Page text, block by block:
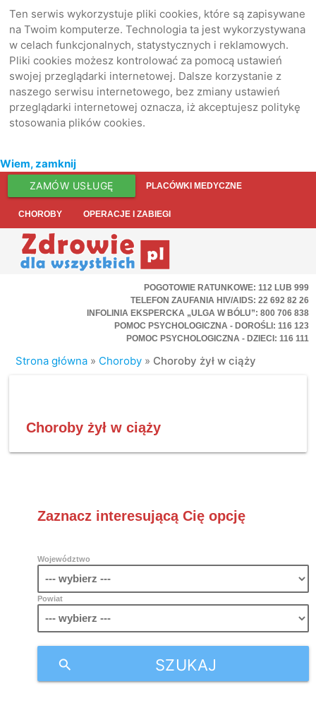
Ten serwis wykorzystuje pliki cookies, które są zapisywane
na Twoim komputerze. Technologia ta jest wykorzystywana
w celach funkcjonalnych, statystycznych i reklamowych.
Pliki cookies możesz kontrolować za pomocą ustawień
swojej przeglądarki internetowej. Dalsze korzystanie z
naszego serwisu internetowego, bez zmiany ustawień
przeglądarki internetowej oznacza, iż akceptujesz politykę
stosowania plików cookies.
Wiem, zamknij
ZAMÓW USŁUGĘ PLACÓWKI MEDYCZNE
CHOROBY OPERACJE I ZABIEGI
POGOTOWIE RATUNKOWE: 112 LUB 999
TELEFON ZAUFANIA HIV/AIDS: 22 692 82 26
INFOLINIA EKSPERCKA „ULGA W BÓLU”: 800 706 838
POMOC PSYCHOLOGICZNA - DOROŚLI: 116 123
POMOC PSYCHOLOGICZNA - DZIECI: 116 111
Strona główna » Choroby » Choroby żył w ciąży
Choroby żył w ciąży
Zaznacz interesującą Cię opcję
Województwo
Powiat
SZUKAJ
search